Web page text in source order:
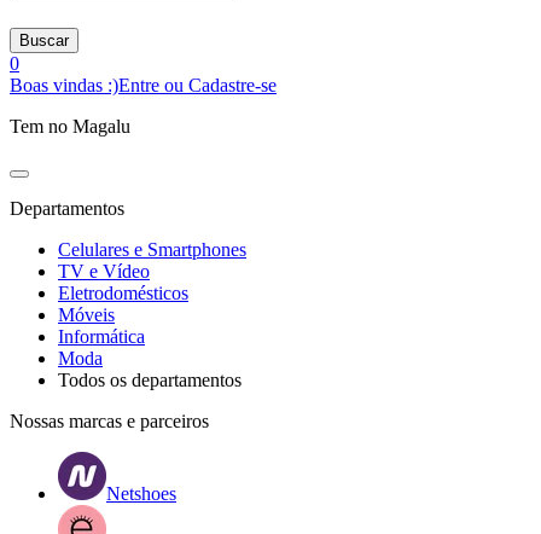
Buscar
0
Boas vindas :)Entre ou Cadastre-se
Tem no Magalu
Departamentos
Celulares e Smartphones
TV e Vídeo
Eletrodomésticos
Móveis
Informática
Moda
Todos os departamentos
Nossas marcas e parceiros
Netshoes